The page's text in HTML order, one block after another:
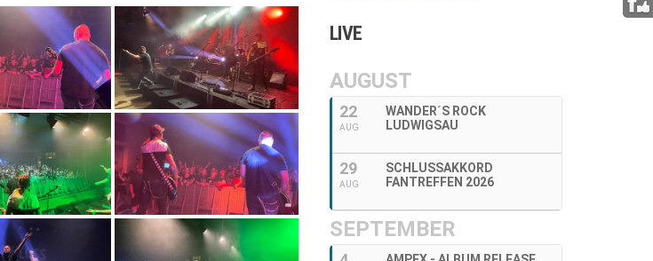
LIVE
AUGUST
22
AUG
WANDER´S ROCK
LUDWIGSAU
29
AUG
SCHLUSSAKKORD
FANTREFFEN 2026
SEPTEMBER